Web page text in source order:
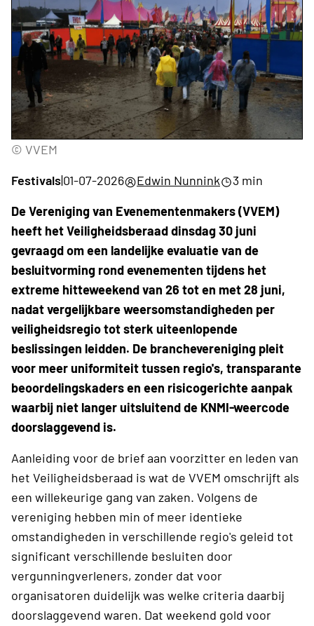
© VVEM
Festivals|01-07-2026 Edwin Nunnink
3 min
De Vereniging van Evenementenmakers (VVEM)
heeft het Veiligheidsberaad dinsdag 30 juni
gevraagd om een landelijke evaluatie van de
besluitvorming rond evenementen tijdens het
extreme hitteweekend van 26 tot en met 28 juni,
nadat vergelijkbare weersomstandigheden per
veiligheidsregio tot sterk uiteenlopende
beslissingen leidden. De branchevereniging pleit
voor meer uniformiteit tussen regio's, transparante
beoordelingskaders en een risicogerichte aanpak
waarbij niet langer uitsluitend de KNMI-weercode
doorslaggevend is.
Aanleiding voor de brief aan voorzitter en leden van
het Veiligheidsberaad is wat de VVEM omschrijft als
een willekeurige gang van zaken. Volgens de
vereniging hebben min of meer identieke
omstandigheden in verschillende regio's geleid tot
significant verschillende besluiten door
vergunningverleners, zonder dat voor
organisatoren duidelijk was welke criteria daarbij
doorslaggevend waren. Dat weekend gold voor